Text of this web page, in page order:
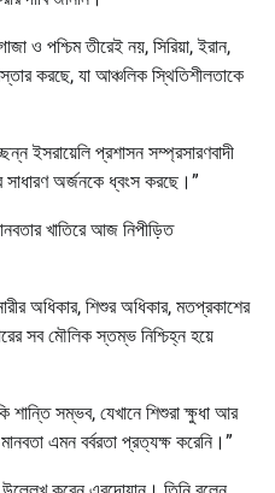
ও পশ্চিম তীরেই নয়, সিরিয়া, ইরান,
করছে, যা আঞ্চলিক স্থিতিশীলতাকে
ইসরায়েলি প্রশাসন সম্প্রসারণবাদী
সাধারণ অর্জনকে ধ্বংস করছে।”
খাতিরে আজ নিপীড়িত
অধিকার, শিশুর অধিকার, মতপ্রকাশের
সব মৌলিক স্তম্ভ নিশ্চিহ্ন হয়ে
সম্ভব, যেখানে শিশুরা ক্ষুধা আর
এমন বর্বরতা প্রত্যক্ষ করেনি।”